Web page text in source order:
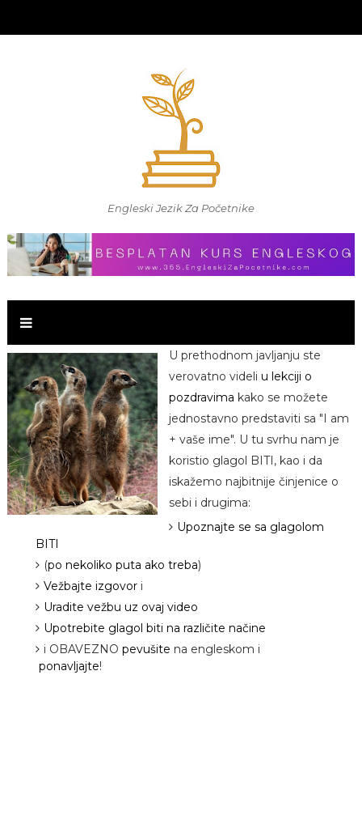
Engleski Jezik Za Početnike
U prethodnom javljanju ste
verovatno videli u lekciji o
pozdravima kako se možete
jednostavno predstaviti sa "I am
+ vaše ime". U tu svrhu nam je
koristio glagol BITI, kao i da
iskažemo najbitnije činjenice o
sebi i drugima:
Upoznajte se sa glagolom
BITI
(po nekoliko puta ako treba)
Vežbajte izgovori
Uradite vežbu uz ovaj video
Upotrebite glagol biti na različite načine
i OBAVEZNO pevušite na engleskom i
ponavljajte!